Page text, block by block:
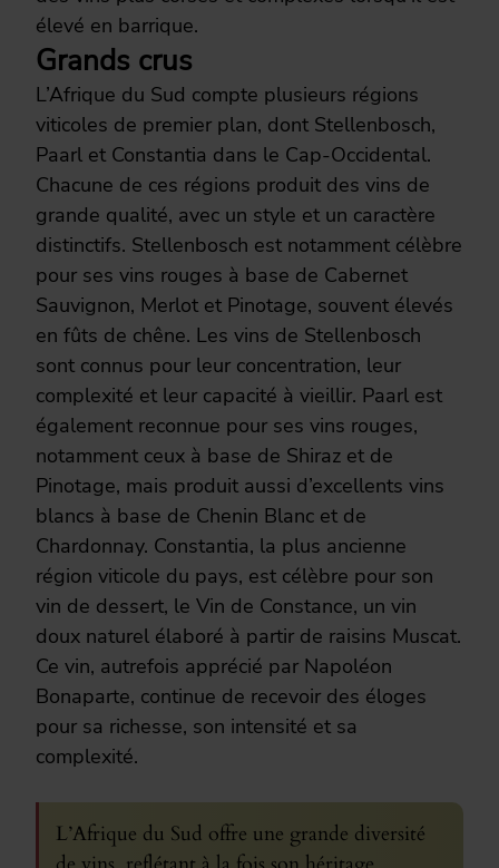
élevé en barrique.
Grands crus
L’Afrique du Sud compte plusieurs régions
viticoles de premier plan, dont Stellenbosch,
Paarl et Constantia dans le Cap-Occidental.
Chacune de ces régions produit des vins de
grande qualité, avec un style et un caractère
distinctifs. Stellenbosch est notamment célèbre
pour ses vins rouges à base de Cabernet
Sauvignon, Merlot et Pinotage, souvent élevés
en fûts de chêne. Les vins de Stellenbosch
sont connus pour leur concentration, leur
complexité et leur capacité à vieillir. Paarl est
également reconnue pour ses vins rouges,
notamment ceux à base de Shiraz et de
Pinotage, mais produit aussi d’excellents vins
blancs à base de Chenin Blanc et de
Chardonnay. Constantia, la plus ancienne
région viticole du pays, est célèbre pour son
vin de dessert, le Vin de Constance, un vin
doux naturel élaboré à partir de raisins Muscat.
Ce vin, autrefois apprécié par Napoléon
Bonaparte, continue de recevoir des éloges
pour sa richesse, son intensité et sa
complexité.
L’Afrique du Sud offre une grande diversité